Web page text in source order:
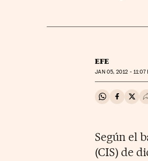
EFE
JAN05, 2012 - 11:07
Compartir en
Según el
(CIS) de